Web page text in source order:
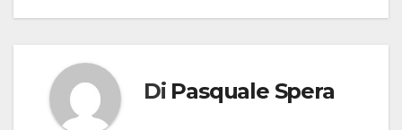
Di Pasquale Spera